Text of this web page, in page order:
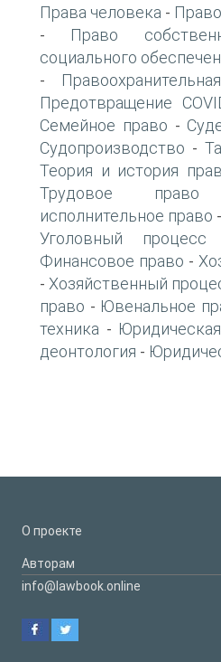
Права человека -
- Право
социального
-
Предотвращение
Семейное право -
Судопроизводство -
Теория и история
Трудовое право
исполнительное право -
Уголовный процесс
Финансовое право -
- Хозяйственный
право - Ювенальное
техника -
деонтология -
О проекте
Авторам
info@lawbook.online